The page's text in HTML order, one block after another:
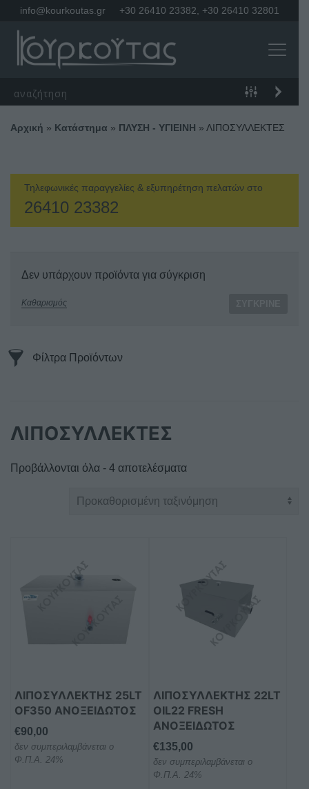
info@kourkoutas.gr +30 26410 23382 +30 26410 32801
Αρχική » Κατάστημα » ΠΛΥΣΗ - ΥΓΙΕΙΝΗ » ΛΙΠΟΣΥΛΛΕΚΤΕΣ
Τηλεφωνικές παραγγελίες & εξυπηρέτηση πελατών στο
26410 23382
Δεν υπάρχουν προϊόντα για σύγκριση
Καθαρισμός
Φίλτρα Προϊόντων
ΛΙΠΟΣΥΛΛΕΚΤΕΣ
Προβάλλονται όλα - 4 αποτελέσματα
ΛΙΠΟΣΥΛΛΈΚΤΗΣ 25LT
OF350 ΑΝΟΞΕΊΔΩΤΟΣ
€90,00
δεν συμπεριλαμβάνεται ο
Φ.Π.Α. 24%
ΛΙΠΟΣΥΛΛΈΚΤΗΣ 22LT
OIL22 FRESH
ΑΝΟΞΕΊΔΩΤΟΣ
€135,00
δεν συμπεριλαμβάνεται ο
Φ.Π.Α. 24%